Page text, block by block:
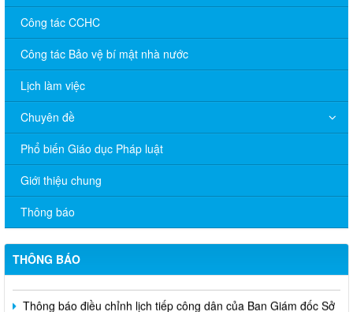
Công tác CCHC
Công tác Bảo vệ bí mật nhà nước
Lịch làm việc
Chuyên đề
Phổ biến Giáo dục Pháp luật
Giới thiệu chung
Thông báo
THÔNG BÁO
V/v đề nghị báo cáo hệ thống phân phối, nhãn hiệu hàng hóa
và hoạt động mua bán khí trên địa bàn tỉnh năm 2025 (nhắc lần
2).
Thông báo bán thanh lý tài sản công theo hình thức chỉ định
Thông báo lựa chọn nhà thầu thực hiện gói thầu: “tổ chức tập
huấn kinh doanh online hiệu quả trên các kênh thương mại điện
tử phổ biến hiện nay” (SA)
Thông báo điều chỉnh lịch tiếp công dân của Ban Giám đốc Sở
Công Thương năm 2024